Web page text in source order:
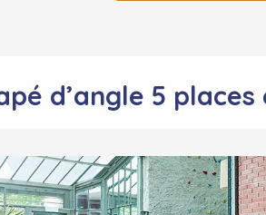
d’angle 5